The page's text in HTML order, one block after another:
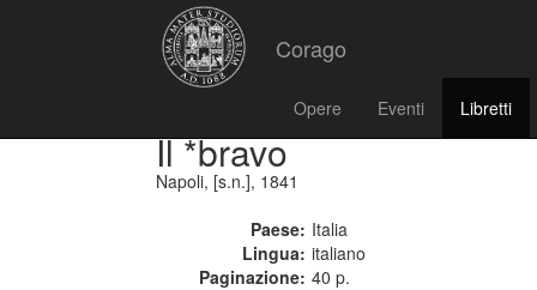
Corago
Opere Eventi Libretti
Il *bravo
Napoli, [s.n.], 1841
Paese: Italia
Lingua: italiano
Paginazione: 40 p.